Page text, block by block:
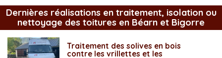
Dernières réalisations en traitement, isolation ou
nettoyage des toitures en Béarn et Bigorre
Traitement des solives en bois
contre les vrillettes et les